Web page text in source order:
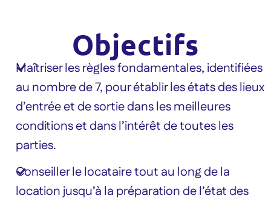
Objectifs
Maîtriser les règles fondamentales, identifiées
au nombre de 7, pour établir les états des lieux
d’entrée et de sortie dans les meilleures
conditions et dans l’intérêt de toutes les
parties.
Conseiller le locataire tout au long de la
location jusqu’à la préparation de l’état des